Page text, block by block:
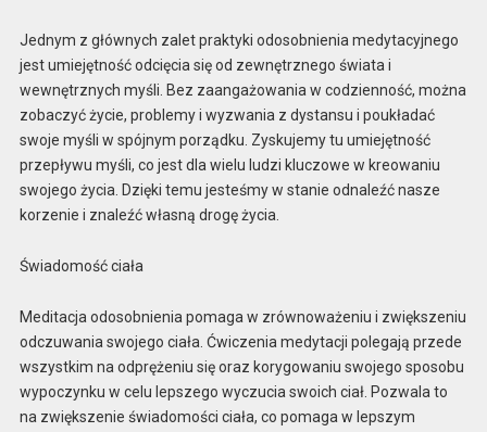
Jednym z głównych zalet praktyki odosobnienia medytacyjnego
jest umiejętność odcięcia się od zewnętrznego świata i
wewnętrznych myśli. Bez zaangażowania w codzienność, można
zobaczyć życie, problemy i wyzwania z dystansu i poukładać
swoje myśli w spójnym porządku. Zyskujemy tu umiejętność
przepływu myśli, co jest dla wielu ludzi kluczowe w kreowaniu
swojego życia. Dzięki temu jesteśmy w stanie odnaleźć nasze
korzenie i znaleźć własną drogę życia.
Świadomość ciała
Meditacja odosobnienia pomaga w zrównoważeniu i zwiększeniu
odczuwania swojego ciała. Ćwiczenia medytacji polegają przede
wszystkim na odprężeniu się oraz korygowaniu swojego sposobu
wypoczynku w celu lepszego wyczucia swoich ciał. Pozwala to
na zwiększenie świadomości ciała, co pomaga w lepszym